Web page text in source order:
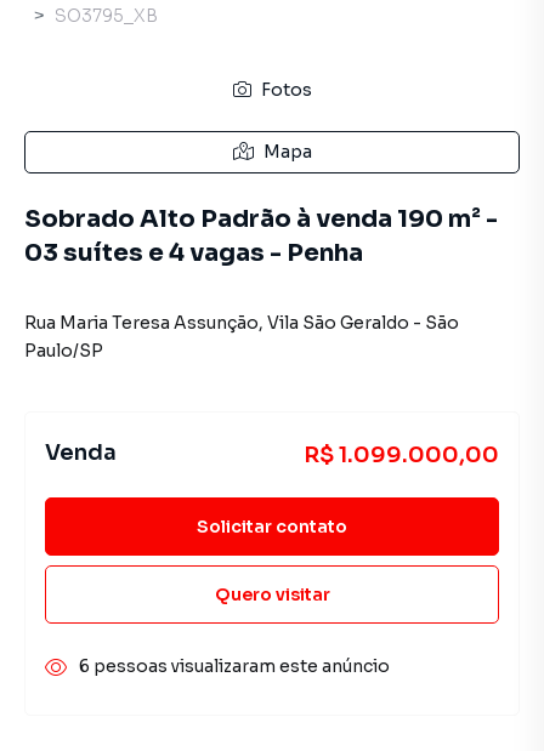
SO3795_XB
Fotos
Mapa
Sobrado Alto Padrão à venda 190 m² -
03 suítes e 4 vagas - Penha
Rua Maria Teresa Assunção, Vila São Geraldo - São
Paulo/SP
Venda R$ 1.099.000,00
Solicitar contato
Quero visitar
6 pessoas visualizaram este anúncio